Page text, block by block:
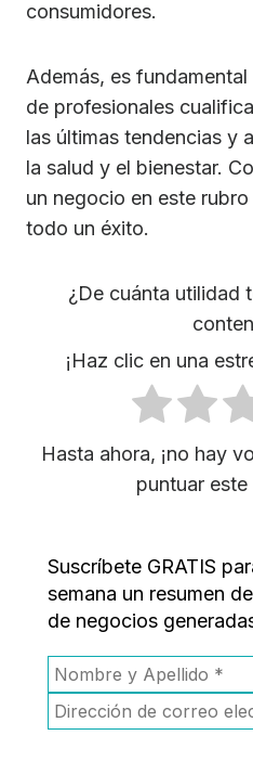
consumidores.
Además, es
de profesionales
las últimas tendencias y
la salud y el bienestar.
un negocio en este
todo un éxito.
¿De cuánta utilidad
¡Haz clic en una
Hasta ahora, ¡no hay
puntuar
Suscríbete GRATIS
semana un resumen
de negocios